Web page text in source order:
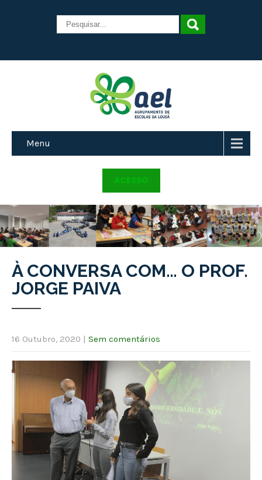
Menu
ACESSO
À CONVERSA COM… O PROF.
JORGE PAIVA
16 Outubro, 2020 | Sem comentários